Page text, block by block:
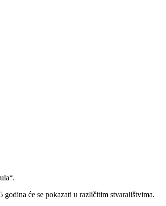
će se pokazati u različitim stvaralištvima.